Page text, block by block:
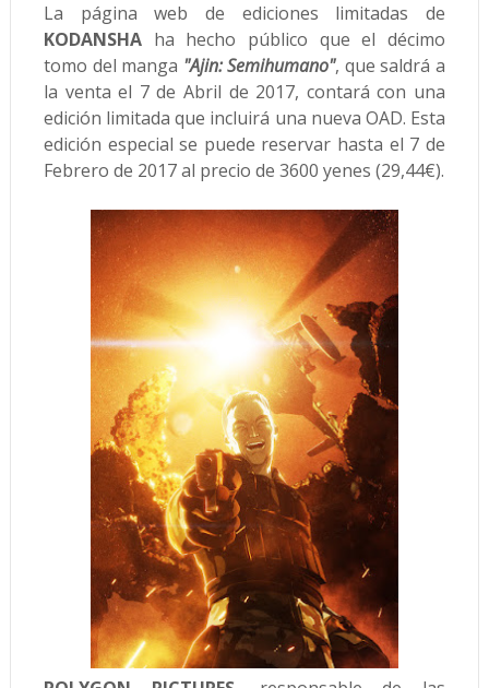
La página web de ediciones limitadas de
KODANSHAha hecho público que el décimo
tomo del manga "Ajin: Semihumano", que saldrá a
la venta el 7 de Abril de 2017, contará con una
edición limitada que incluirá una nueva OAD. Esta
edición especial se puede reservar hasta el 7 de
Febrero de 2017 al precio de 3600 yenes (29,44€).